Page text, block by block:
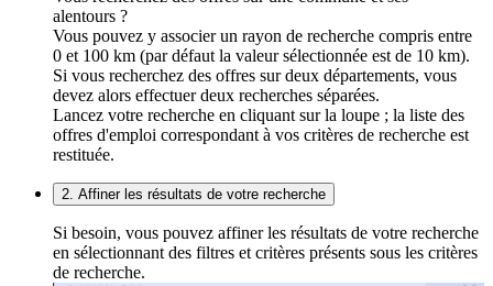
alentours ?
Vous pouvez y associer un rayon de recherche compris entre
0 et 100 km (par défaut la valeur sélectionnée est de 10 km).
Si vous recherchez des offres sur deux départements, vous
devez alors effectuer deux recherches séparées.
Lancez votre recherche en cliquant sur la loupe ; la liste des
offres d'emploi correspondant à vos critères de recherche est
restituée.
2. Affiner les résultats de votre recherche
Si besoin, vous pouvez affiner les résultats de votre recherche
en sélectionnant des filtres et critères présents sous les critères
de recherche.